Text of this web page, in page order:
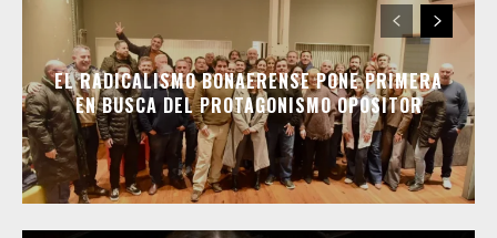
EL RADICALISMO BONAERENSE PONE PRIMERA
EN BUSCA DEL PROTAGONISMO OPOSITOR